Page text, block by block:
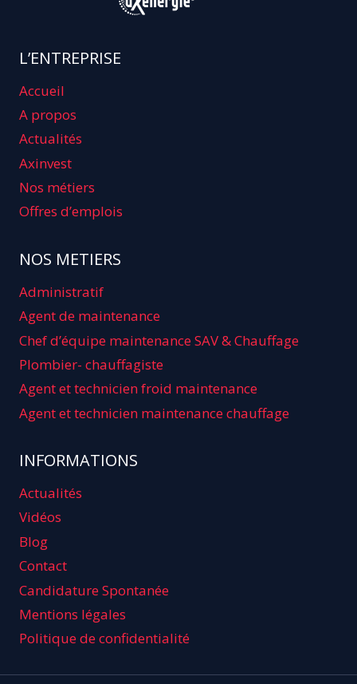
L’ENTREPRISE
Accueil
A propos
Actualités
Axinvest
Nos métiers
Offres d’emplois
NOS METIERS
Administratif
Agent de maintenance
Chef d’équipe maintenance SAV & Chauffage
Plombier- chauffagiste
Agent et technicien froid maintenance
Agent et technicien maintenance chauffage
INFORMATIONS
Actualités
Vidéos
Blog
Contact
Candidature Spontanée
Mentions légales
Politique de confidentialité